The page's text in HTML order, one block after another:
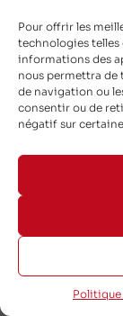
Pour offrir les
technologies telles
informations des
nous permettra de
de navigation ou
consentir ou de
négatif sur
ARMOR-
Flat-Head